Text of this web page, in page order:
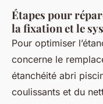
Étapes pour
la fixation et le
Pour optimiser
concerne le
étanchéité abri
coulissants et du